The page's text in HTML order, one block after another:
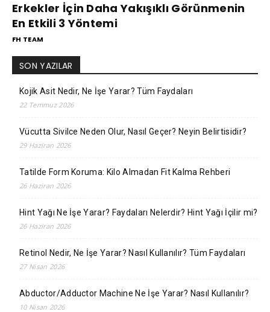
Erkekler İçin Daha Yakışıklı Görünmenin
En Etkili 3 Yöntemi
FH TEAM
SON YAZILAR
Kojik Asit Nedir, Ne İşe Yarar? Tüm Faydaları
22 Temmuz 2026
Vücutta Sivilce Neden Olur, Nasıl Geçer? Neyin Belirtisidir?
29 Haziran 2026
Tatilde Form Koruma: Kilo Almadan Fit Kalma Rehberi
26 Haziran 2026
Hint Yağı Ne İşe Yarar? Faydaları Nelerdir? Hint Yağı İçilir mi?
26 Haziran 2026
Retinol Nedir, Ne İşe Yarar? Nasıl Kullanılır? Tüm Faydaları
27 Nisan 2026
Abductor/Adductor Machine Ne İşe Yarar? Nasıl Kullanılır?
10 Nisan 2026